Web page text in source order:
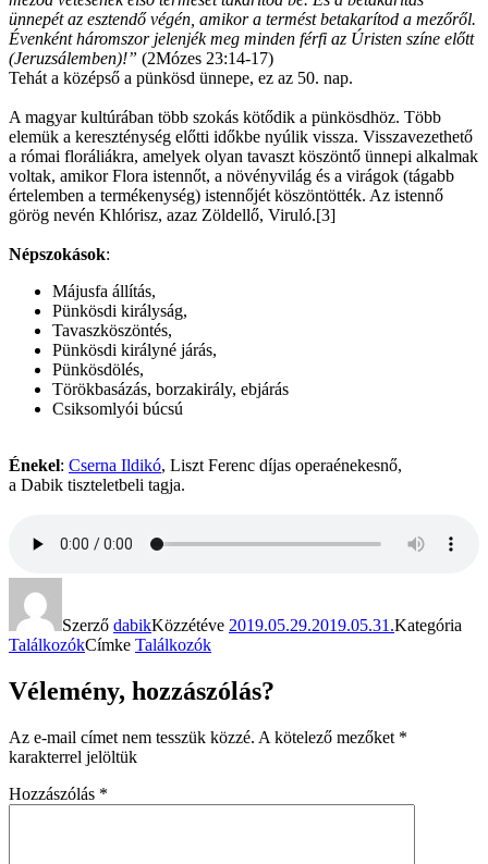
ünnepét az esztendő végén, amikor a termést betakarítod a mezőről.
Évenként háromszor jelenjék meg minden férfi az Úristen színe előtt
(Jeruzsálemben)!” (2Mózes 23:14-17)
Tehát a középső a pünkösd ünnepe, ez az 50. nap.
A magyar kultúrában több szokás kötődik a pünkösdhöz. Több
elemük a kereszténység előtti időkbe nyúlik vissza. Visszavezethető
a római floráliákra, amelyek olyan tavaszt köszöntő ünnepi alkalmak
voltak, amikor Flora istennőt, a növényvilág és a virágok (tágabb
értelemben a termékenység) istennőjét köszöntötték. Az istennő
görög nevén Khlórisz, azaz Zöldellő, Viruló.[3]
Népszokások:
Májusfa állítás,
Pünkösdi királyság,
Tavaszköszöntés,
Pünkösdi királyné járás,
Pünkösdölés,
Törökbasázás, borzakirály, ebjárás
Csiksomlyói búcsú
Énekel: Cserna Ildikó, Liszt Ferenc díjas operaénekesnő,
a Dabik tiszteletbeli tagja.
Szerző dabikKözzétéve 2019.05.29.2019.05.31.Kategória
TalálkozókCímke Találkozók
Vélemény, hozzászólás?
Az e-mail címet nem tesszük közzé. A kötelező mezőket *
karakterrel jelöltük
Hozzászólás *